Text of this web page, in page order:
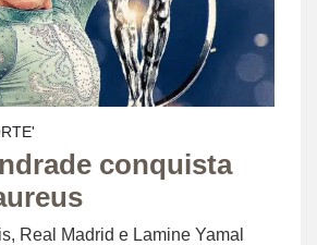
conquista
Real Madrid e Lamine Yamal